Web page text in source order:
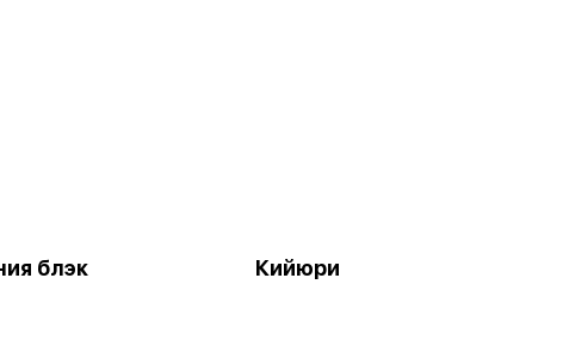
блэк Кийюри